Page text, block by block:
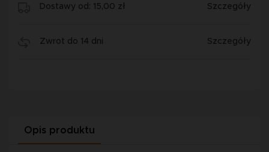
Dostawy od: 15,00 zł Szczegóły
Zwrot do 14 dni Szczegóły
Opis produktu